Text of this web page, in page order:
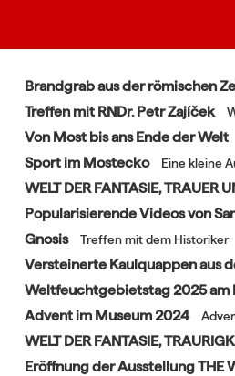
Brandgrab aus der römischen
Treffen mit RNDr. Petr Zajíček
Von Most bis ans Ende der Welt
Sport im Mostecko Eine kleine
WELT DER FANTASIE, TRAUER
Popularisierende Videos von
Gnosis Treffen mit dem Historiker
Versteinerte Kaulquappen aus
Weltfeuchtgebietstag 2025 am
Advent im Museum 2024
WELT DER FANTASIE,
Eröffnung der Ausstellung THE